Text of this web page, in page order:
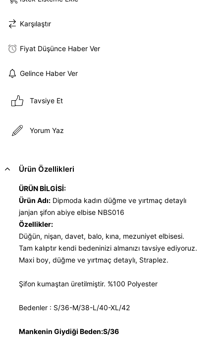
Karşılaştır
Fiyat Düşünce Haber Ver
Gelince Haber Ver
Tavsiye Et
Yorum Yaz
Ürün Özellikleri
ÜRÜN BİLGİSİ:
Ürün Adı: Dipmoda kadın düğme ve yırtmaç detaylı
janjan şifon abiye elbise NBS016
Özellikler:
Düğün, nişan, davet, balo, kına, mezuniyet elbisesi.
Tam kalıptır kendi bedeninizi almanızı tavsiye ediyoruz.
Maxi boy, düğme ve yırtmaç detaylı, Straplez.
Şifon kumaştan üretilmiştir. %100 Polyester
Bedenler : S/36-M/38-L/40-XL/42
Mankenin Giydiği Beden:S/36